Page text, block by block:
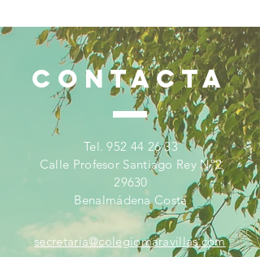
CONTACTA
Tel.952 44 26 33
Calle Profesor Santiago Rey Nº2
29630
Benalmádena Costa
secretaria@colegiomaravillas.com